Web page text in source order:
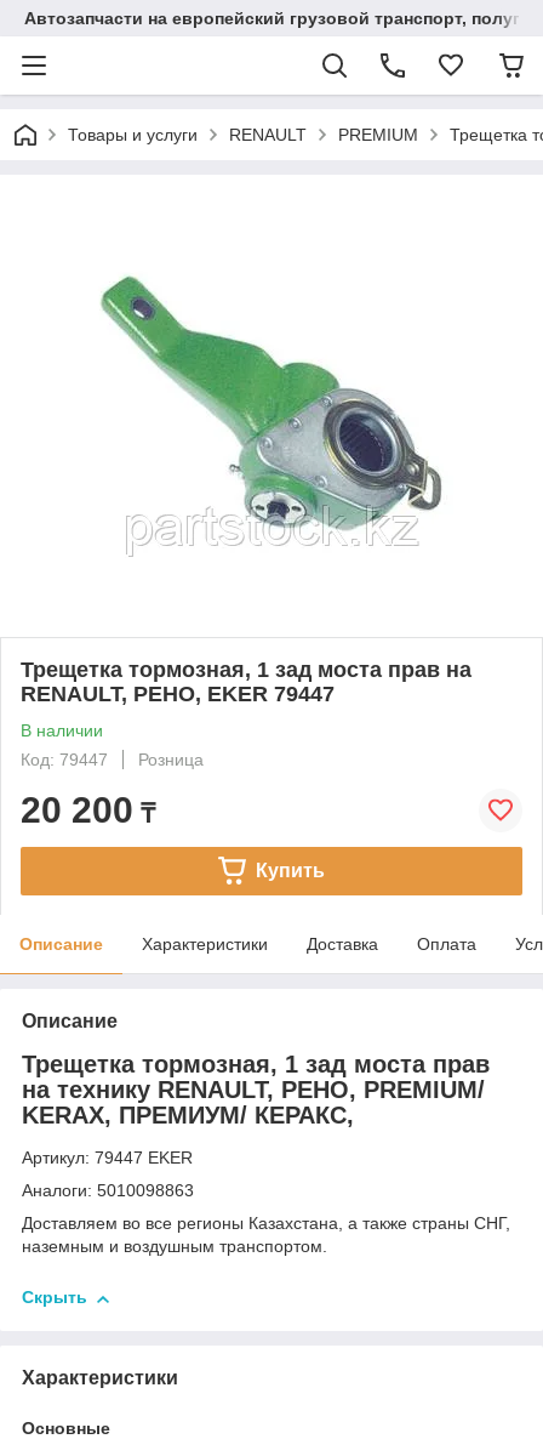
Автозапчасти на европейский грузовой транспорт,
Товары и услуги RENAULT PREMIUM Трещетка
Трещетка тормозная, 1 зад моста прав на
RENAULT, РЕНО, EKER 79447
В наличии
Код: 79447
Розница
20 200 ₸
Купить
Описание Характеристики Доставка Оплата
Описание
Трещетка тормозная, 1 зад моста прав
на технику RENAULT, РЕНО, PREMIUM/
KERAX, ПРЕМИУМ/ КЕРАКС,
Артикул: 79447 EKER
Аналоги: 5010098863
Доставляем во все регионы Казахстана, а также страны СНГ,
наземным и воздушным транспортом.
Скрыть
Характеристики
Основные